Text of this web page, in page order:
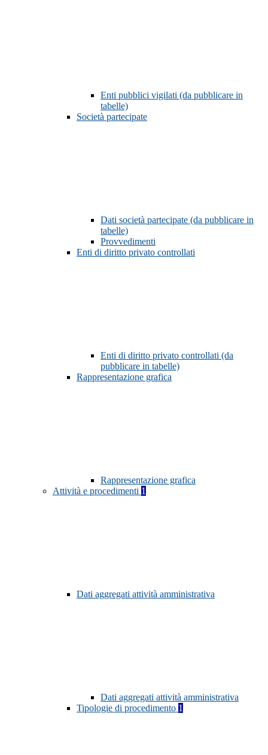
Enti pubblici vigilati (da pubblicare in
tabelle)
Società partecipate
Dati società partecipate (da pubblicare in
tabelle)
Provvedimenti
Enti di diritto privato controllati
Enti di diritto privato controllati (da
pubblicare in tabelle)
Rappresentazione grafica
Rappresentazione grafica
Attività e procedimenti 1
Dati aggregati attività amministrativa
Dati aggregati attività amministrativa
Tipologie di procedimento 1